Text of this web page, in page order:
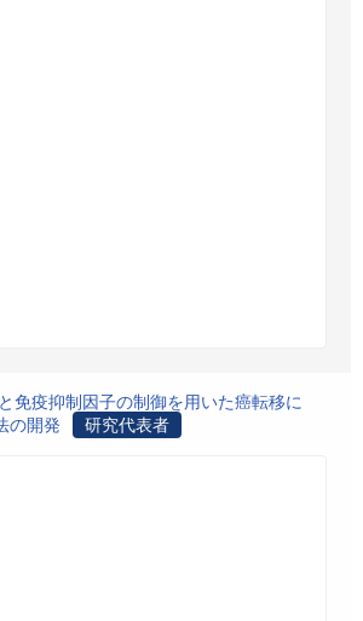
免疫抑制因子の制御を用いた癌転移に
の開発
研究代表者